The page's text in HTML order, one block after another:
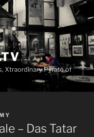
Xtraordinary Pyrate of
– Das Tatar